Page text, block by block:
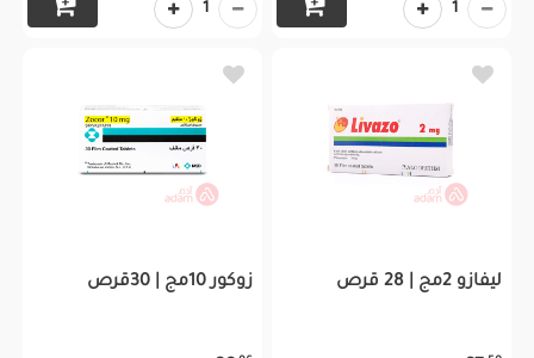
1
1
ليفازو 2مج | 28 قرص زوكور 10مج | 30قرص